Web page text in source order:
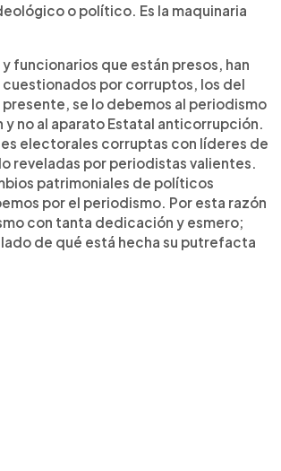
o político. Es la maquinaria
funcionarios que están presos, han
cuestionados por corruptos, los del
presente, se lo debemos al periodismo
no al aparato Estatal anticorrupción.
electorales corruptas con líderes de
reveladas por periodistas valientes.
patrimoniales de políticos
por el periodismo. Por esta razón
con tanta dedicación y esmero;
de qué está hecha su putrefacta